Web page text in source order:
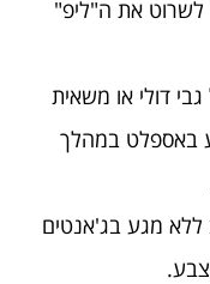
לשרוט את ה"ליפ"
דולי או משאית
באספלט במהלך
ללא מגע בג'אנטים